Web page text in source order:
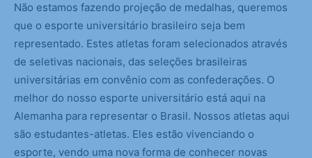
Não estamos fazendo projeção de medalhas, queremos
que o esporte universitário brasileiro seja bem
representado. Estes atletas foram selecionados através
de seletivas nacionais, das seleções brasileiras
universitárias em convênio com as confederações. O
melhor do nosso esporte universitário está aqui na
Alemanha para representar o Brasil. Nossos atletas aqui
são estudantes-atletas. Eles estão vivenciando o
esporte, vendo uma nova forma de conhecer novas